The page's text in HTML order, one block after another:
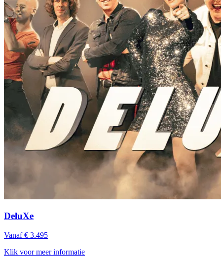
DeluXe
Vanaf € 3.495
Klik voor meer informatie